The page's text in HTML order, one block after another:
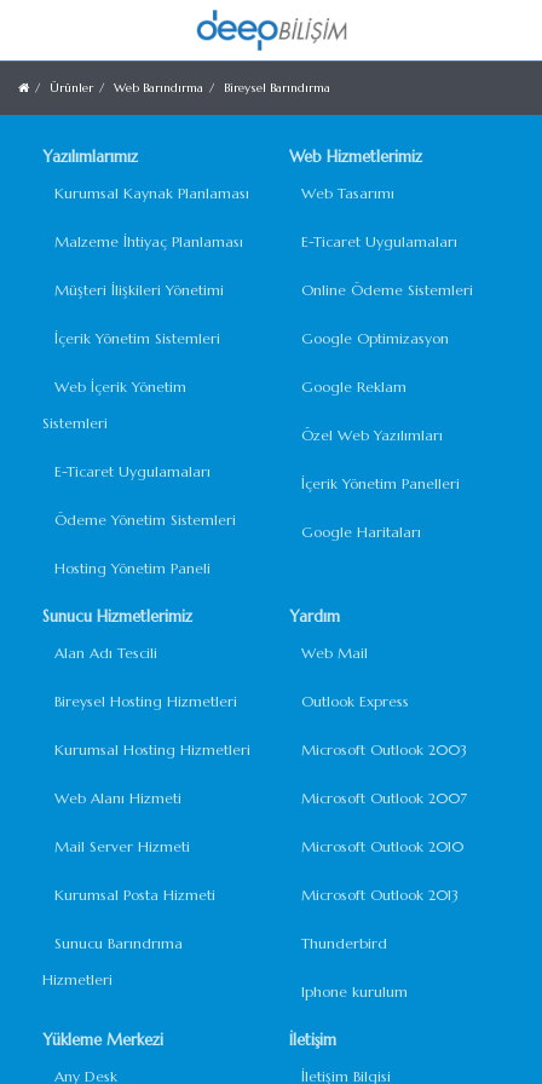
Ürünler Web Barındırma Bireysel Barındırma
Yazılımlarımız
Kurumsal Kaynak Planlaması
Malzeme İhtiyaç Planlaması
Müşteri İlişkileri Yönetimi
İçerik Yönetim Sistemleri
Web İçerik Yönetim
Sistemleri
E-Ticaret Uygulamaları
Ödeme Yönetim Sistemleri
Hosting Yönetim Paneli
Web Hizmetlerimiz
Web Tasarımı
E-Ticaret Uygulamaları
Online Ödeme Sistemleri
Google Optimizasyon
Google Reklam
Özel Web Yazılımları
İçerik Yönetim Panelleri
Google Haritaları
Sunucu Hizmetlerimiz
Alan Adı Tescili
Bireysel Hosting Hizmetleri
Kurumsal Hosting Hizmetleri
Web Alanı Hizmeti
Mail Server Hizmeti
Kurumsal Posta Hizmeti
Sunucu Barındrıma
Hizmetleri
Yardım
Web Mail
Outlook Express
Microsoft Outlook 2003
Microsoft Outlook 2007
Microsoft Outlook 2010
Microsoft Outlook 2013
Thunderbird
Iphone kurulum
Yükleme Merkezi
Any Desk
İletişim
İletişim Bilgisi